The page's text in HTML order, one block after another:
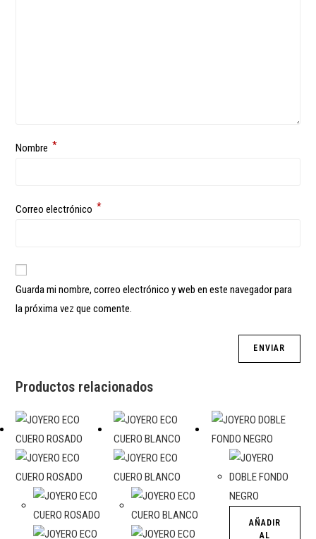
Nombre *
Correo electrónico *
Guarda mi nombre, correo electrónico y web en este navegador para
la próxima vez que comente.
Productos relacionados
AÑADIR
AL